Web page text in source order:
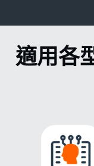
適用各
食品雲